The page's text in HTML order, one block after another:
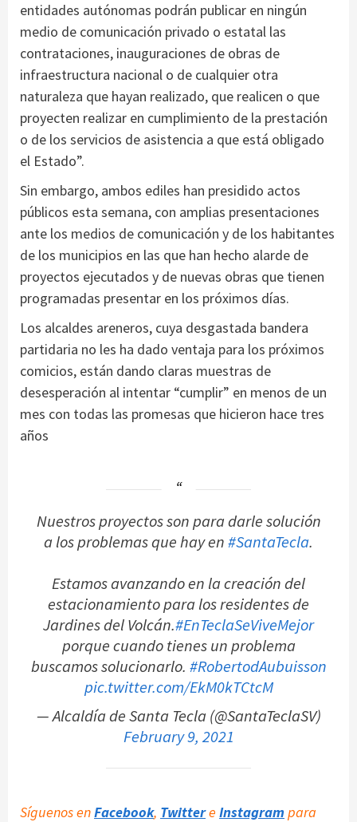
entidades autónomas podrán publicar en ningún
medio de comunicación privado o estatal las
contrataciones, inauguraciones de obras de
infraestructura nacional o de cualquier otra
naturaleza que hayan realizado, que realicen o que
proyecten realizar en cumplimiento de la prestación
o de los servicios de asistencia a que está obligado
el Estado”.
Sin embargo, ambos ediles han presidido actos
públicos esta semana, con amplias presentaciones
ante los medios de comunicación y de los habitantes
de los municipios en las que han hecho alarde de
proyectos ejecutados y de nuevas obras que tienen
programadas presentar en los próximos días.
Los alcaldes areneros, cuya desgastada bandera
partidaria no les ha dado ventaja para los próximos
comicios, están dando claras muestras de
desesperación al intentar “cumplir” en menos de un
mes con todas las promesas que hicieron hace tres
años
Nuestros proyectos son para darle solución
a los problemas que hay en#SantaTecla.
Estamos avanzando en la creación del
estacionamiento para los residentes de
Jardines del Volcán.#EnTeclaSeViveMejor
porque cuando tienes un problema
buscamos solucionarlo. #RobertodAubuisson
pic.twitter.com/EkM0kTCtcM
— Alcaldía de Santa Tecla (@SantaTeclaSV)
February 9, 2021
Síguenos enFacebook, Twittere Instagram para